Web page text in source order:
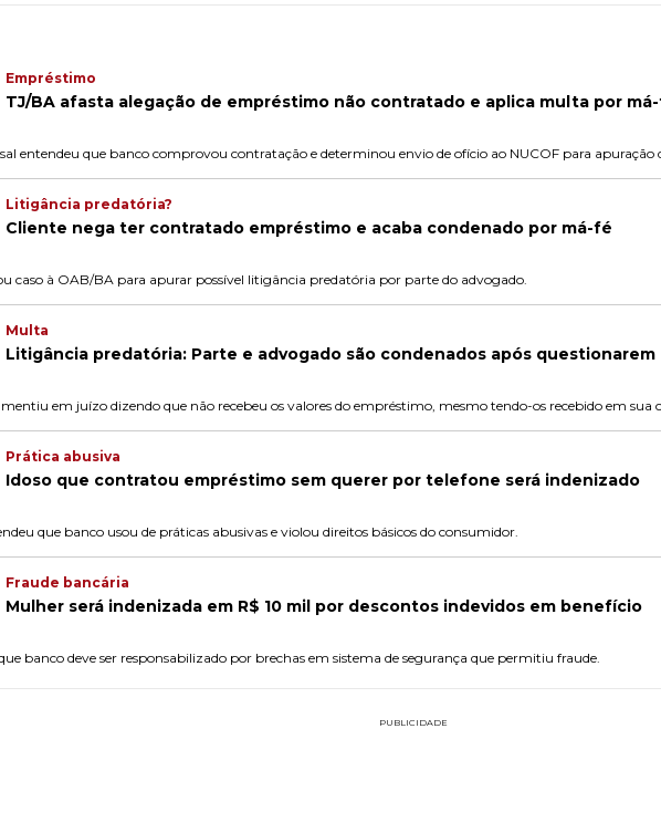
Empréstimo
TJ/BA afasta alegação de empréstimo não contratado e aplica multa por
entendeu que banco comprovou contratação e determinou envio de ofício ao NUCOF para apuração
Litigância predatória?
Cliente nega ter contratado empréstimo e acaba condenado por má-fé
caso à OAB/BA para apurar possível litigância predatória por parte do advogado.
Multa
Litigância predatória: Parte e advogado são condenados após
em juízo dizendo que não recebeu os valores do empréstimo, mesmo tendo-os recebido em sua
Prática abusiva
Idoso que contratou empréstimo sem querer por telefone será indenizado
que banco usou de práticas abusivas e violou direitos básicos do consumidor.
Fraude bancária
Mulher será indenizada em R$ 10 mil por descontos indevidos em benefício
banco deve ser responsabilizado por brechas em sistema de segurança que permitiu fraude.
PUBLICIDADE